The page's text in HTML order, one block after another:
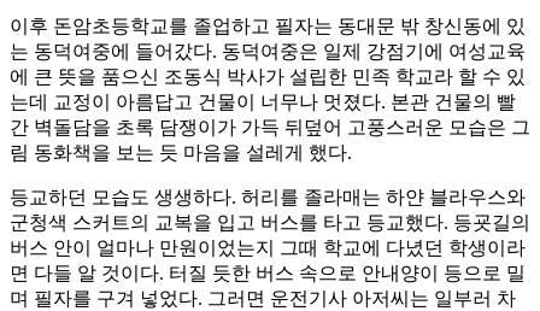
이후 돈암초등학교를 졸업하고 필자는 동대문 밖 창신동에 있
는 동덕여중에 들어갔다. 동덕여중은 일제 강점기에 여성교육
에 큰 뜻을 품으신 조동식 박사가 설립한 민족 학교라 할 수 있
는데 교정이 아름답고 건물이 너무나 멋졌다. 본관 건물의 빨
간 벽돌담을 초록 담쟁이가 가득 뒤덮어 고풍스러운 모습은 그
림 동화책을 보는 듯 마음을 설레게 했다.
등교하던 모습도 생생하다. 허리를 졸라매는 하얀 블라우스와
군청색 스커트의 교복을 입고 버스를 타고 등교했다. 등굣길의
버스 안이 얼마나 만원이었는지 그때 학교에 다녔던 학생이라
면 다들 알 것이다. 터질 듯한 버스 속으로 안내양이 등으로 밀
며 필자를 구겨 넣었다. 그러면 운전기사 아저씨는 일부러 차